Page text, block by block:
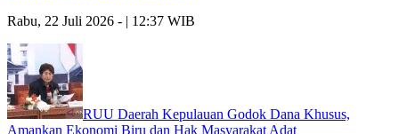
Rabu, 22 Juli 2026 - | 12:37 WIB
RUU Daerah Kepulauan Godok Dana Khusus,
Amankan Ekonomi Biru dan Hak Masyarakat Adat